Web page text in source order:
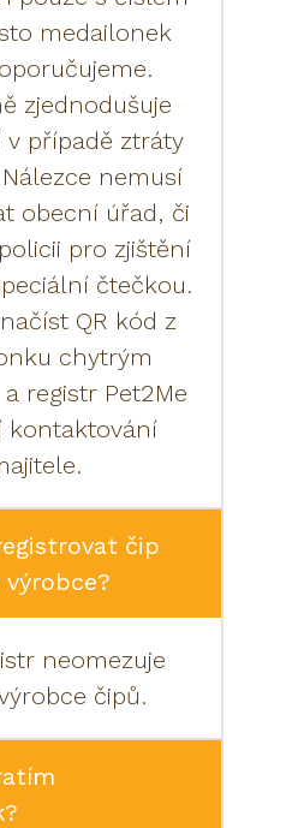
medailonek
zjednodušuje
případě ztráty
nemusí
obecní úřad, či
pro zjištění
čtečkou.
QR kód z
chytrým
registr Pet2Me
kontaktování
čip
neomezuje
čipů.